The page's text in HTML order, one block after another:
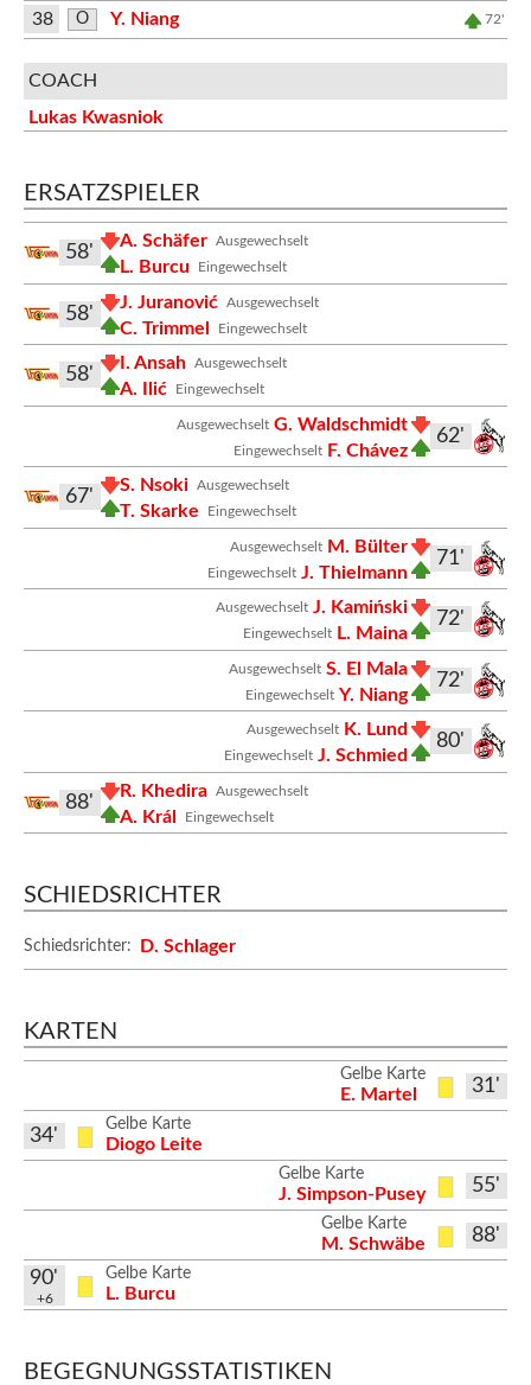
38 O Y. Niang 72'
COACH
Lukas Kwasniok
ERSATZSPIELER
Ausgewechselt
A. Schäfer
Eingewechselt
L. Burcu
58'
Ausgewechselt
J. Juranović
Eingewechselt
C. Trimmel
58'
Ausgewechselt
I. Ansah
Eingewechselt
A. Ilić
58'
62'
Ausgewechselt G. Waldschmidt
Eingewechselt F. Chávez
Ausgewechselt
S. Nsoki
Eingewechselt
T. Skarke
67'
71'
Ausgewechselt M. Bülter
Eingewechselt J. Thielmann
72'
Ausgewechselt J. Kamiński
Eingewechselt L. Maina
72'
Ausgewechselt S. El Mala
Eingewechselt Y. Niang
80'
Ausgewechselt K. Lund
Eingewechselt J. Schmied
Ausgewechselt
R. Khedira
Eingewechselt
A. Král
88'
SCHIEDSRICHTER
Schiedsrichter: D. Schlager
KARTEN
31'
Gelbe Karte
E. Martel
Gelbe Karte
Diogo Leite
34'
55'
Gelbe Karte
J. Simpson-Pusey
88'
Gelbe Karte
M. Schwäbe
Gelbe Karte
L. Burcu
90'
+6
BEGEGNUNGSSTATISTIKEN